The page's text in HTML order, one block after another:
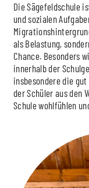
Die Sägefeldschule
und sozialen
als Belastung,
Chance. Besonders
innerhalb der
insbesondere die
der Schüler aus den
Schule wohlfühlen